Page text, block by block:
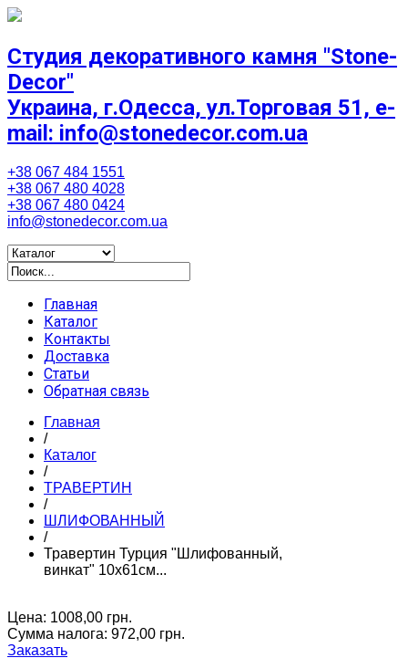
Студия декоративного камня "Stone-
Decor"
Украина, г.Одесса, ул.Торговая 51, e-
mail: info@stonedecor.com.ua
+38 067 484 1551
+38 067 480 4028
+38 067 480 0424
info@stonedecor.com.ua
Главная
Каталог
Контакты
Доставка
Статьи
Обратная связь
Главная
/
Каталог
/
ТРАВЕРТИН
/
ШЛИФОВАННЫЙ
/
Травертин Турция "Шлифованный,
винкат" 10х61см...
Цена: 1008,00 грн.
Сумма налога: 972,00 грн.
Заказать